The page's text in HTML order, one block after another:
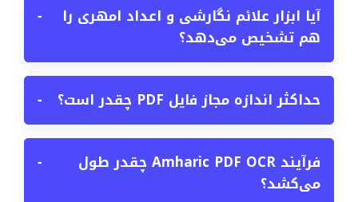
آیا ابزار علائم نگارشی و اعداد امهری را
هم تشخیص می‌دهد؟
−
حداکثر اندازه مجاز فایل PDF چقدر است؟ −
فرآیند Amharic PDF OCR چقدر طول
می‌کشد؟
−